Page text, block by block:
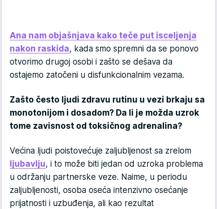
Ana nam objašnjava kako teče put isceljenja
nakon raskida, kada smo spremni da se ponovo
otvorimo drugoj osobi i zašto se dešava da
ostajemo zatočeni u disfunkcionalnim vezama.
Zašto često ljudi zdravu rutinu u vezi brkaju sa
monotonijom i dosadom? Da li je možda uzrok
tome zavisnost od toksičnog adrenalina?
Većina ljudi poistovećuje zaljubljenost sa zrelom
ljubavlju, i to može biti jedan od uzroka problema
u održanju partnerske veze. Naime, u periodu
zaljubljenosti, osoba oseća intenzivno osećanje
prijatnosti i uzbuđenja, ali kao rezultat